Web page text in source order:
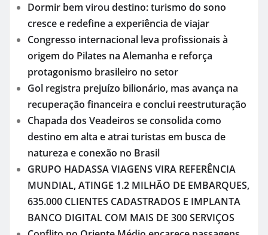
Dormir bem virou destino: turismo do sono
cresce e redefine a experiência de viajar
Congresso internacional leva profissionais à
origem do Pilates na Alemanha e reforça
protagonismo brasileiro no setor
Gol registra prejuízo bilionário, mas avança na
recuperação financeira e conclui reestruturação
Chapada dos Veadeiros se consolida como
destino em alta e atrai turistas em busca de
natureza e conexão no Brasil
GRUPO HADASSA VIAGENS VIRA REFERÊNCIA
MUNDIAL, ATINGE 1.2 MILHÃO DE EMBARQUES,
635.000 CLIENTES CADASTRADOS E IMPLANTA
BANCO DIGITAL COM MAIS DE 300 SERVIÇOS